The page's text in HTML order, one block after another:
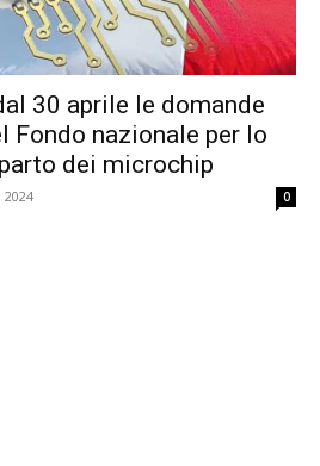
30 aprile le domande
Fondo nazionale per lo
dei microchip
0